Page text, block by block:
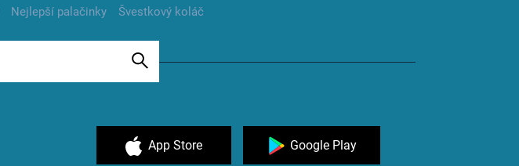
Nejlepší palačinky Švestkový koláč
App Store Google Play